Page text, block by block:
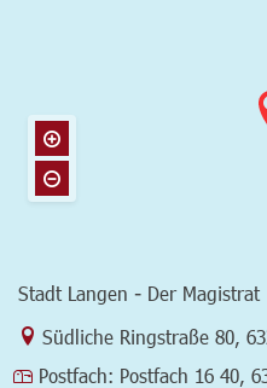
Stadt Langen - Der Magistrat
Link zur Google-Maps
Südliche Ringstraße 80
Postfach: Postfach 16 40,